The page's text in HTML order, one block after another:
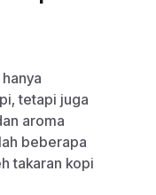
tetapi juga
aroma
beberapa
takaran kopi